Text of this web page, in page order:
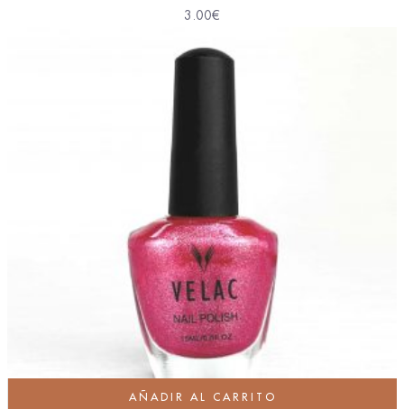
3.00€
AÑADIR AL CARRITO